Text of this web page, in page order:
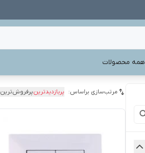
همه محصولات
مرتب‌سازی براساس: پربازدیدترینپرفروش‌ترین